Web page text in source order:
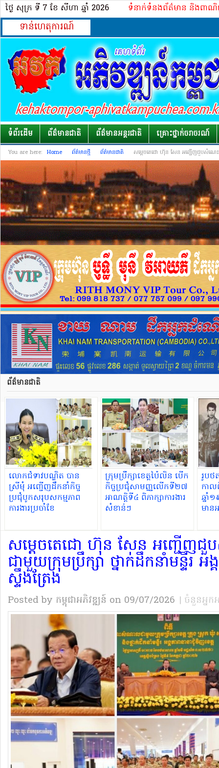
ថ្ងៃ សុក្រ ទី 7​ ខែ សីហា ឆ្នាំ 2026 ទំនាក់ទំនងព័ត៌មាន និងពាណិ
ទាន់ហេតុការណ៍
ទំព័រដើម ព័ត៌មានជាតិ ព័ត៌មានអន្តរជាតិ គ្រោះថ្នាក់​ចរាចរណ៍
You are here: Home ព័ត៌មានថ្មី ព័ត៌មានជាតិ សម្តេចតេជោ ហ៊ុន សែន អញ្ជើញជួបសំណេះសំ
ព័ត៌មានជាតិ
លោកជំទាវបណ្ឌិត បាន
ស្រីមុំ អញ្ជើញដឹកនាំកិច្ច
ប្រជុំបូកសរុបសកម្មភាព
ការងារប្រចាំខែ
ក្រុមប្រឹក្សាខេត្តប៉ៃលិន បើក
កិច្ចប្រជុំសាមញ្ញលើកទី២៧
អាណត្តិទី៤ ពិភាក្សាការងារ
សំខាន់ៗ
រូប
កាល
ឆ្នាំ
មាន
សម្តេចតេជោ ហ៊ុន សែន អញ្ជើ
ជាមួយក្រុមប្រឹក្សា ថ្នាក់ដឹកនាំមន្ទីរ អង្
ស្ទឹងត្រែង
Posted by កម្ពុជាអភិវឌ្ឍន៍ on 09/07/2026 | ចំនួនអ្នក